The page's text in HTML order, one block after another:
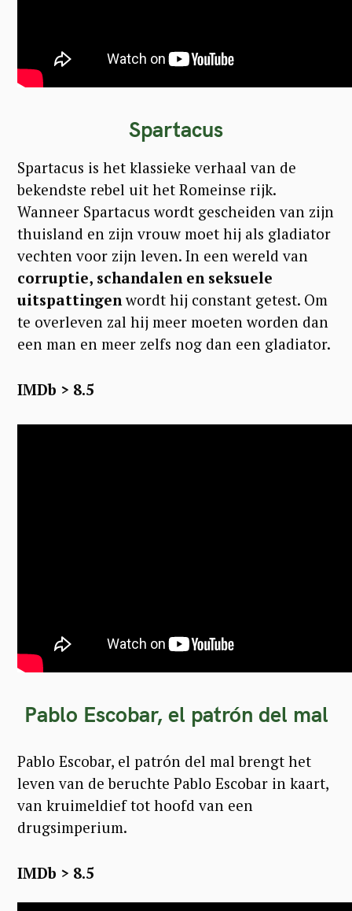
Spartacus
Spartacus is het klassieke verhaal van de
bekendste rebel uit het Romeinse rijk.
Wanneer Spartacus wordt gescheiden van zijn
thuisland en zijn vrouw moet hij als gladiator
vechten voor zijn leven. In een wereld van
corruptie, schandalen en seksuele
uitspattingenwordt hij constant getest. Om
te overleven zal hij meer moeten worden dan
een man en meer zelfs nog dan een gladiator.
IMDb > 8.5
Pablo Escobar, el patrón del mal
Pablo Escobar, el patrón del mal brengt het
leven van de beruchte Pablo Escobar in kaart,
van kruimeldief tot hoofd van een
drugsimperium.
IMDb > 8.5